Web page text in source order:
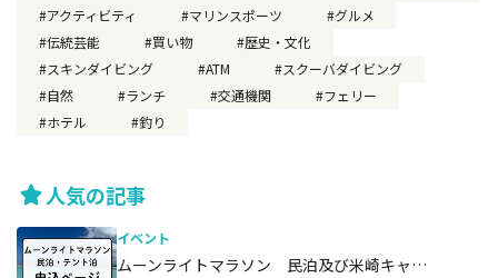
アクティビティ
マリンスポーツ
グルメ
伝統芸能
買い物
歴史・文化
スキンダイビング
ATM
スクーバダイビング
自然
ランチ 交通機関
フェリー
ホテル
釣り
人気の記事
イベント
ムーンライトマラソン 民泊及び米崎キャ…